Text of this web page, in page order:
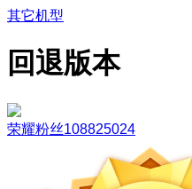
其它机型
回退版本
荣耀粉丝108825024